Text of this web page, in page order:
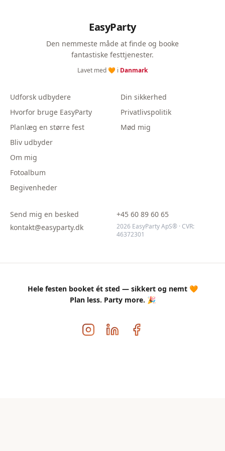
EasyParty
Den nemmeste måde at finde og booke
fantastiske festtjenester.
Lavet med 🧡 i Danmark
Udforsk udbydere
Hvorfor bruge EasyParty
Planlæg en større fest
Bliv udbyder
Om mig
Fotoalbum
Begivenheder
Din sikkerhed
Privatlivspolitik
Mød mig
Send mig en besked
kontakt@easyparty.dk
+45 60 89 60 65
2026 EasyParty ApS® · CVR:
46372301
Hele festen booket ét sted — sikkert og nemt 🧡
Plan less. Party more. 🎉